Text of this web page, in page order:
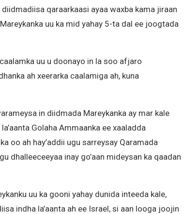
qaraarkaasi ayaa waxba kama jiraan
uu ka mid yahay 5-ta dal ee joogtada
uu u doonayo in la soo afjaro
ah xeerarka caalamiga ah, kuna
in diidmada Mareykanka ay mar kale
Golaha Ammaanka ee xaaladda
oo ah hay’addii ugu sarreysay Qaramada
dhalleeceeyaa inay go’aan mideysan ka qaadan
uu ka gooni yahay dunida inteeda kale,
indha la’aanta ah ee Israel, si aan looga joojin